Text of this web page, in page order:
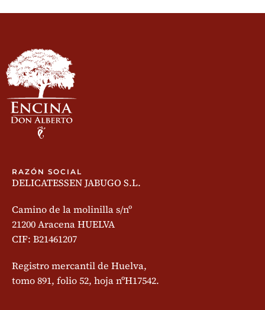
RAZÓN SOCIAL
DELICATESSEN JABUGO S.L.
Camino de la molinilla s/nº
21200 Aracena HUELVA
CIF: B21461207
Registro mercantil de Huelva,
tomo 891, folio 52, hoja nºH17542.